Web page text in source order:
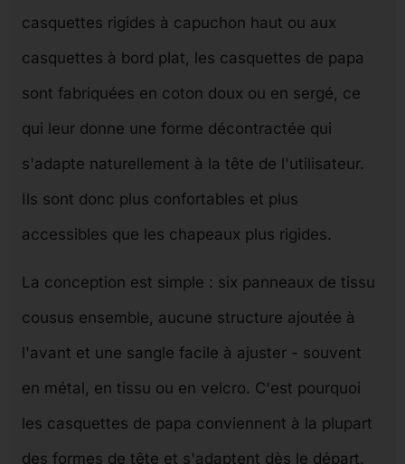
casquettes rigides à capuchon haut ou aux
casquettes à bord plat, les casquettes de papa
sont fabriquées en coton doux ou en sergé, ce
qui leur donne une forme décontractée qui
s'adapte naturellement à la tête de l'utilisateur.
Ils sont donc plus confortables et plus
accessibles que les chapeaux plus rigides.
La conception est simple : six panneaux de tissu
cousus ensemble, aucune structure ajoutée à
l'avant et une sangle facile à ajuster - souvent
en métal, en tissu ou en velcro. C'est pourquoi
les casquettes de papa conviennent à la plupart
des formes de tête et s'adaptent dès le départ.